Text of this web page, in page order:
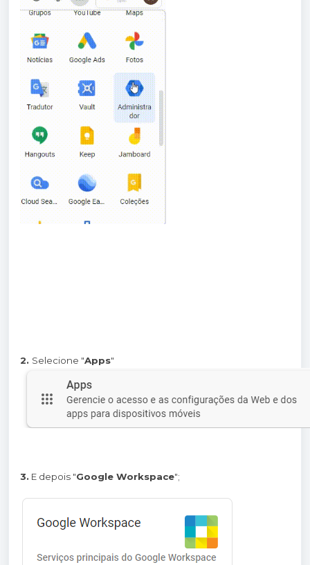
2. Selecione "Apps"
3. E depois "Google Workspace";